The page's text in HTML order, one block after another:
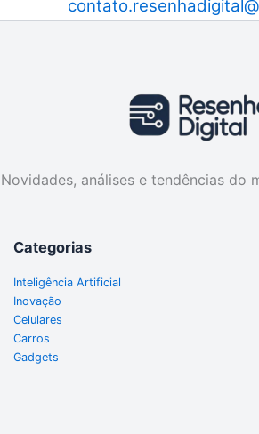
Novidades, análises e tendências do
Categorias
Inteligência Artificial
Inovação
Celulares
Carros
Gadgets